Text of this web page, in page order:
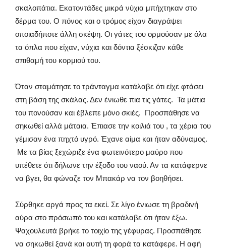
σκαλοπάτια. Εκατοντάδες μικρά νύχια μπήχτηκαν στο
δέρμα του. Ο πόνος και ο τρόμος είχαν διαγράψει
οποιαδήποτε άλλη σκέψη. Οι γάτες του ορμούσαν με όλα
τα όπλα που είχαν, νύχια και δόντια ξέσκιζαν κάθε
σπιθαμή του κορμιού του.
Όταν σταμάτησε το τράνταγμα κατάλαβε ότι είχε φτάσει
στη βάση της σκάλας. Δεν ένιωθε πια τις γάτες. Τα μάτια
του πονούσαν και έβλεπε μόνο σκιές. Προσπάθησε να
σηκωθεί αλλά μάταια. Έπιασε την κοιλιά του , τα χέρια του
γέμισαν ένα πηχτό υγρό. Έχανε αίμα και ήταν αδύναμος.
Με τα βίας ξεχώριζε ένα φωτεινότερο μαύρο που
υπέθετε ότι δήλωνε την έξοδο του ναού. Αν τα κατάφερνε
να βγει, θα φώναζε τον Μπακάρ να τον βοηθήσει.
Σύρθηκε αργά προς τα εκεί. Σε λίγο ένιωσε τη βραδινή
αύρα στο πρόσωπό του και κατάλαβε ότι ήταν έξω.
Ψαχουλευτά βρήκε το τοιχίο της γέφυρας. Προσπάθησε
να σηκωθεί ξανά και αυτή τη φορά τα κατάφερε. Η αφή